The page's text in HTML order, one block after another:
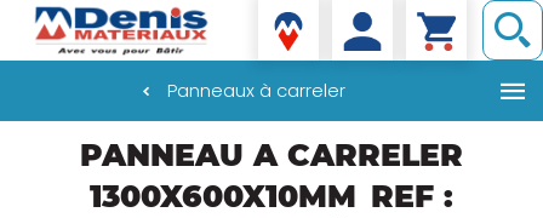
Denis matériaux
Panneaux à carreler
PANNEAU A CARRELER
1300X600X10MM REF :